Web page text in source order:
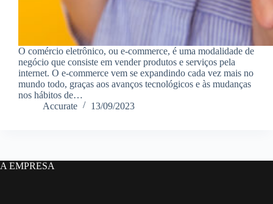
O comércio eletrônico, ou e-commerce, é uma modalidade de
negócio que consiste em vender produtos e serviços pela
internet. O e-commerce vem se expandindo cada vez mais no
mundo todo, graças aos avanços tecnológicos e às mudanças
nos hábitos de…
Accurate
13/09/2023
A EMPRESA